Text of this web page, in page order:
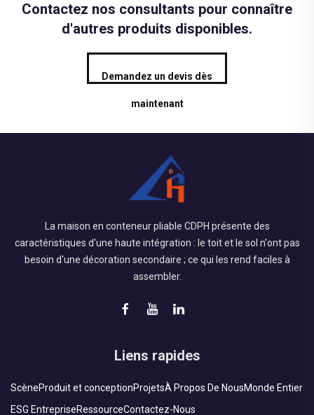
Contactez nos consultants pour connaître
d'autres produits disponibles.
Demandez un devis dès
maintenant
La maison en conteneur pliable CDPH présente des
caractéristiques d'une haute intégration : le toit et le sol n'ont pas
besoin d'une décoration secondaire ; ce qui les rend faciles à
assembler.
Liens rapides
ScèneProduit et conceptionProjetsÀ Propos De NousMonde Entier
ESG EntrepriseRessourceContactez-Nous